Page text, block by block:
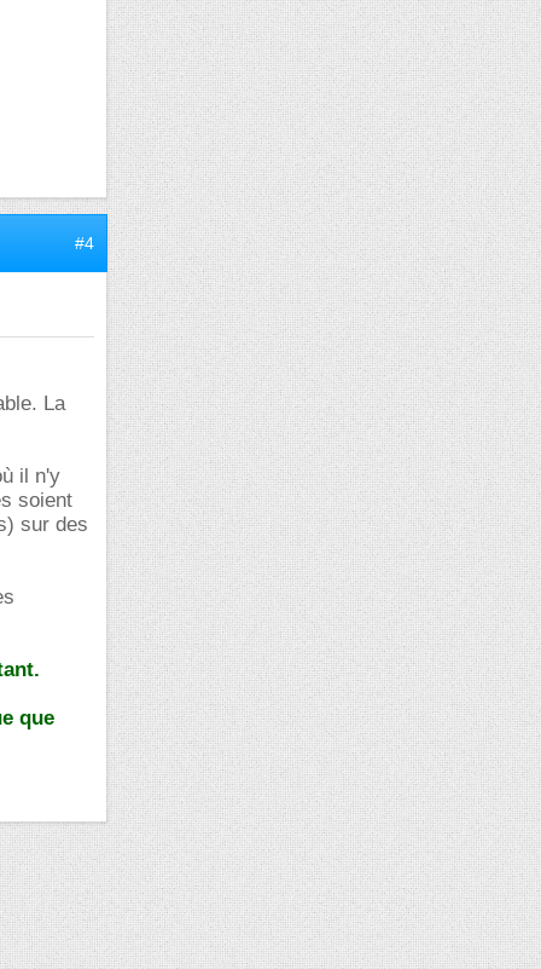
#4
La
il n'y
soient
sur des
que